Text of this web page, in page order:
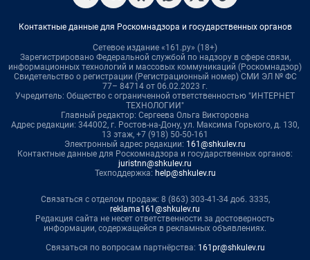
Контактные данные для Роскомнадзора и государственных органов
Сетевое издание «161.ру» (18+)
Зарегистрировано Федеральной службой по надзору в сфере связи,
информационных технологий и массовых коммуникаций (Роскомнадзор)
Свидетельство о регистрации (Регистрационный номер) СМИ ЭЛ № ФС
77– 84714 от 06.02.2023 г.
Учредитель: Общество с ограниченной ответственностью "ИНТЕРНЕТ
ТЕХНОЛОГИИ"
Главный редактор: Сергеева Ольга Викторовна
Адрес редакции: 344002, г. Ростов-на-Дону, ул. Максима Горького, д. 130,
13 этаж, +7 (918) 50-50-161
Электронный адрес редакции: 161@shkulev.ru
Контактные данные для Роскомнадзора и государственных органов:
juristnn@shkulev.ru
Техподдержка: help@shkulev.ru
Связаться с отделом продаж: 8 (863) 303-41-34 доб. 3335,
reklama161@shkulev.ru
Редакция сайта не несет ответственности за достоверность
информации, содержащейся в рекламных объявлениях.
Связаться по вопросам партнёрства: 161pr@shkulev.ru